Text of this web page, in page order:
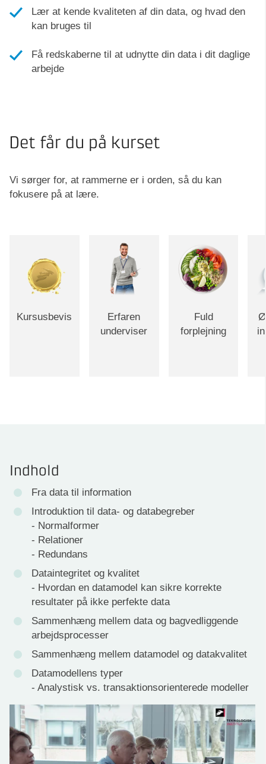
Lær at kende kvaliteten af din data, og hvad den
kan bruges til
Få redskaberne til at udnytte din data i dit daglige
arbejde
Det får du på kurset
Vi sørger for, at rammerne er i orden, så du kan
fokusere på at lære.
Kursusbevis
Erfaren
underviser
Fuld
forplejning
Indhold
Fra data til information
Introduktion til data- og databegreber
- Normalformer
- Relationer
- Redundans
Dataintegritet og kvalitet
- Hvordan en datamodel kan sikre korrekte
resultater på ikke perfekte data
Sammenhæng mellem data og bagvedliggende
arbejdsprocesser
Sammenhæng mellem datamodel og datakvalitet
Datamodellens typer
- Analystisk vs. transaktionsorienterede modeller